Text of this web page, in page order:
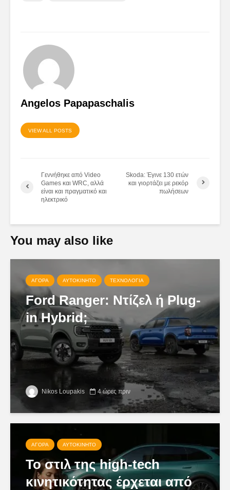
Angelos Papapaschalis
VIEW ALL POSTS
Γεννήθηκε από Video
Games και WRC, αλλά
είναι και πραγματικό και
ηλεκτρικό
Skoda: Έγινε 130 ετών
και γιορτάζει με ρεκόρ
πωλήσεων
You may also like
ΑΓΟΡΆ ΑΥΤΟΚΊΝΗΤΟ ΤΕΧΝΟΛΟΓΊΑ
Ford Ranger: Ντίζελ ή Plug-
in Hybrid;
Nikos Loupakis 4 ώρες πριν
ΑΓΟΡΆ ΑΥΤΟΚΊΝΗΤΟ
Το στιλ της high-tech
κινητικότητας έρχεται από